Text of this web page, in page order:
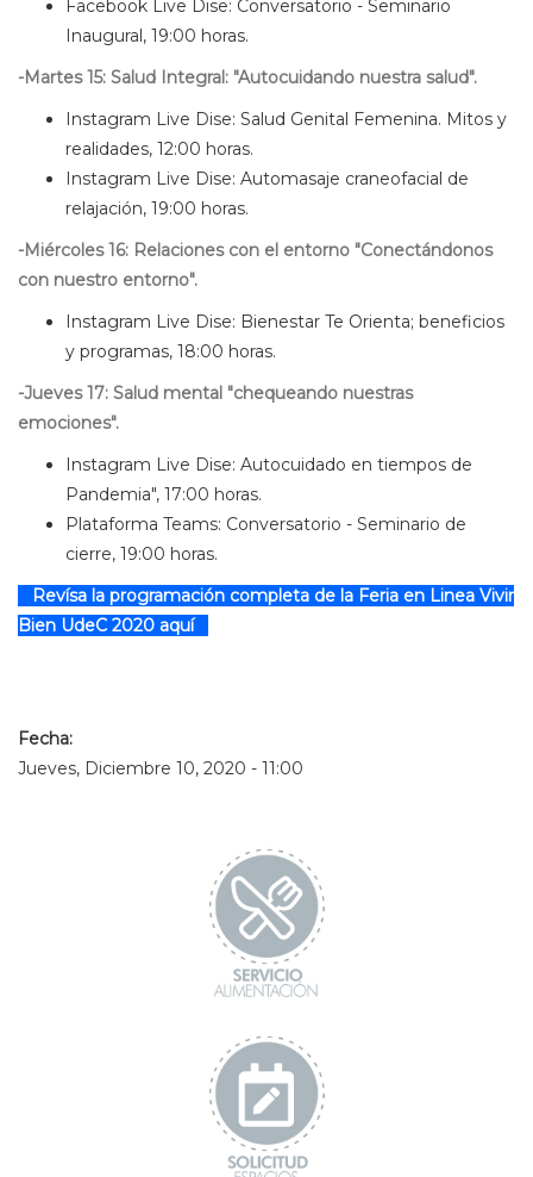
Facebook Live Dise: Conversatorio - Seminario
Inaugural, 19:00 horas.
-Martes 15: Salud Integral: "Autocuidando nuestra salud".
Instagram Live Dise: Salud Genital Femenina. Mitos y
realidades, 12:00 horas.
Instagram Live Dise: Automasaje craneofacial de
relajación, 19:00 horas.
-Miércoles 16: Relaciones con el entorno "Conectándonos
con nuestro entorno".
Instagram Live Dise: Bienestar Te Orienta; beneficios
y programas, 18:00 horas.
-Jueves 17: Salud mental "chequeando nuestras
emociones".
Instagram Live Dise: Autocuidado en tiempos de
Pandemia", 17:00 horas.
Plataforma Teams: Conversatorio - Seminario de
cierre, 19:00 horas.
Revísa la programación completa de la Feria en Linea Vivir
Bien UdeC 2020 aquí
Fecha:
Jueves, Diciembre 10, 2020 - 11:00